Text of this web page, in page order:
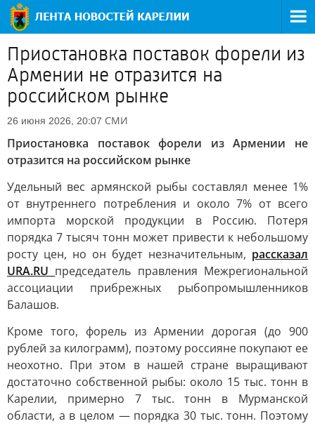
Приостановка поставок форели из
Армении не отразится на
российском рынке
26 июня 2026, 20:07 СМИ
Приостановка поставок форели из Армении не
отразится на российском рынке
Удельный вес армянской рыбы составлял менее 1%
от внутреннего потребления и около 7% от всего
импорта морской продукции в Россию. Потеря
порядка 7 тысяч тонн может привести к небольшому
росту цен, но он будет незначительным, рассказал
URA.RU председатель правления Межрегиональной
ассоциации прибрежных рыбопромышленников
Балашов.
Кроме того, форель из Армении дорогая (до 900
рублей за килограмм), поэтому россияне покупают ее
неохотно. При этом в нашей стране выращивают
достаточно собственной рыбы: около 15 тыс. тонн в
Карелии, примерно 7 тыс. тонн в Мурманской
области, а в целом — порядка 30 тыс. тонн. Поэтому